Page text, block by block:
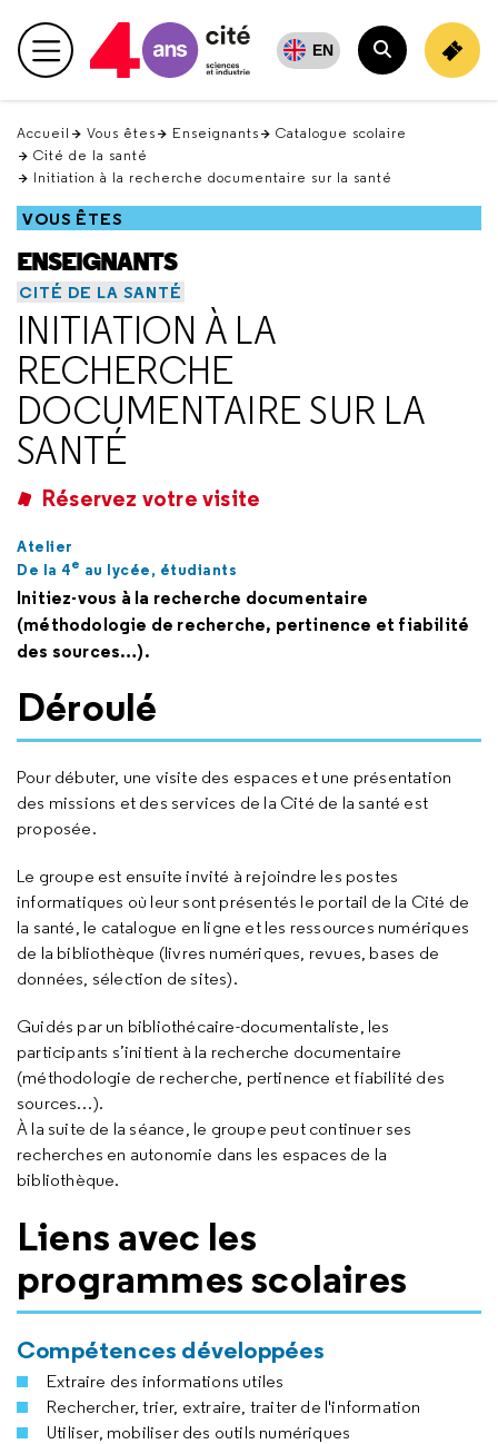
en
haut Menu principal EN
Rechercher
Accueil Vous êtes Enseignants
Catalogue scolaire
Cité de la santé
Initiation à la recherche documentaire sur la santé
VOUS ÊTES
ENSEIGNANTS
CITÉ DE LA SANTÉ
INITIATION À LA
RECHERCHE
DOCUMENTAIRE SUR LA
SANTÉ
Réservez votre visite
Atelier
De la 4e au lycée, étudiants
Initiez-vous à la recherche documentaire
(méthodologie de recherche, pertinence et fiabilité
des sources…).
Déroulé
Pour débuter, une visite des espaces et une présentation
des missions et des services de la Cité de la santé est
proposée.
Le groupe est ensuite invité à rejoindre les postes
informatiques où leur sont présentés le portail de la Cité de
la santé, le catalogue en ligne et les ressources numériques
de la bibliothèque (livres numériques, revues, bases de
données, sélection de sites).
Guidés par un bibliothécaire-documentaliste, les
participants s’initient à la recherche documentaire
(méthodologie de recherche, pertinence et fiabilité des
sources…).
À la suite de la séance, le groupe peut continuer ses
recherches en autonomie dans les espaces de la
bibliothèque.
Liens avec les
programmes scolaires
Compétences développées
Extraire des informations utiles
Rechercher, trier, extraire, traiter de l'information
Utiliser, mobiliser des outils numériques